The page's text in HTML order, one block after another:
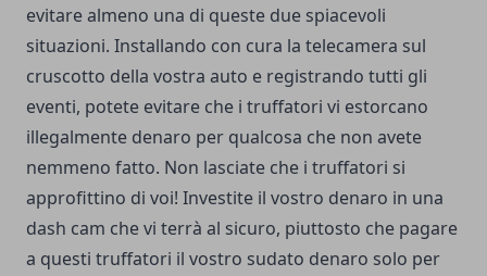
evitare almeno una di queste due spiacevoli
situazioni. Installando con cura la telecamera sul
cruscotto della vostra auto e registrando tutti gli
eventi, potete evitare che i truffatori vi estorcano
illegalmente denaro per qualcosa che non avete
nemmeno fatto. Non lasciate che i truffatori si
approfittino di voi! Investite il vostro denaro in una
dash cam che vi terrà al sicuro, piuttosto che pagare
a questi truffatori il vostro sudato denaro solo per